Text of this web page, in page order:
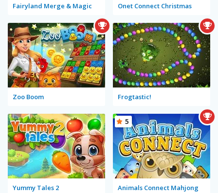
Fairyland Merge & Magic Onet Connect Christmas
Zoo Boom Frogtastic!
Yummy Tales 2 Animals Connect Mahjong
5